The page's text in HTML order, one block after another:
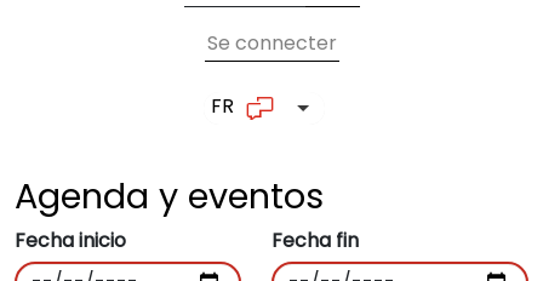
User account
Se connecter
FR List additional actions
Agenda y eventos
Fecha inicio Fecha fin